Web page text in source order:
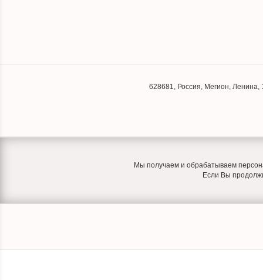
628681, Россия, Мегион, Ленина,
Мы получаем и обрабатываем
Если Вы